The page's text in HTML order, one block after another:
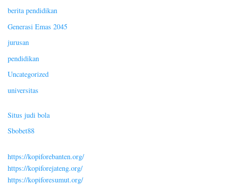
berita pendidikan
Generasi Emas 2045
jurusan
pendidikan
Uncategorized
universitas
Situs judi bola
Sbobet88
https://kopiforebanten.org/
https://kopiforejateng.org/
https://kopiforesumut.org/